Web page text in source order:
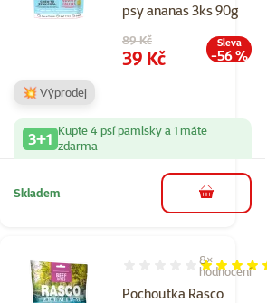
psy ananas 3ks 90g
Původní cena
89 Kč
Cena
39 Kč
Sleva
-56 %
💥 Výprodej
3+1 Kupte 4 psí pamlsky a 1 máte
zdarma
Skladem do košíku
Pochoutka Rasco
Hodnocení 100%, počet
8×
hodnocení